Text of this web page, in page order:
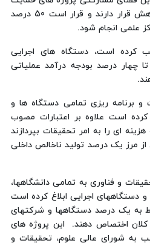
شده در اولویت تحقیق و پژوهش قرار دارند و قرار است 50 درصد
علمی انجام شود.
کرده است، دستگاه های اجرایی
چهار درصد بودجه درآمد عملیاتی
برنامه ریزی تمامی دستگاه ها و
است علاوه بر اعتبارات مصوب
ای را به امر تحقیقات بپردازند
مرز یک درصد تولید ناخالص داخلی
و فناوری به تمامی دانشگاهها،
اجرایی ابلاغ کرده است
به یک درصد دستگاهها و شرکتهای
کلان اختصاص دهند. این پروژه های
به شورای عالی علوم، تحقیقات و